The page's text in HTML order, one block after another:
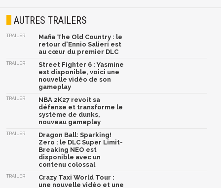
AUTRES TRAILERS
TRAILER
Mafia The Old Country : le
retour d'Ennio Salieri est
au cœur du premier DLC
TRAILER
Street Fighter 6 : Yasmine
est disponible, voici une
nouvelle vidéo de son
gameplay
TRAILER
NBA 2K27 revoit sa
défense et transforme le
système de dunks,
nouveau gameplay
TRAILER
Dragon Ball: Sparking!
Zero : le DLC Super Limit-
Breaking NEO est
disponible avec un
contenu colossal
TRAILER
Crazy Taxi World Tour :
une nouvelle vidéo et une